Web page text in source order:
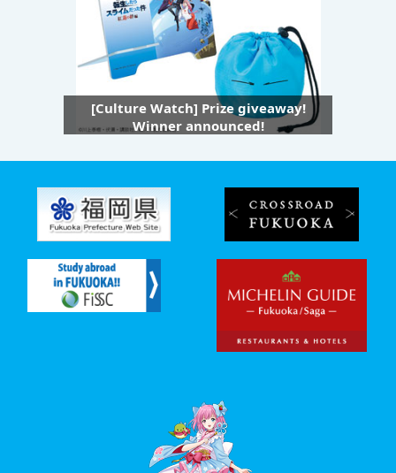
[Culture Watch] Prize giveaway!
Winner announced!